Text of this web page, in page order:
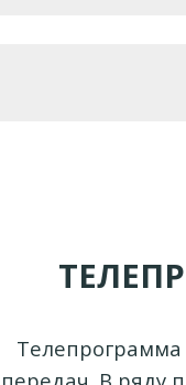
Телепрограмма